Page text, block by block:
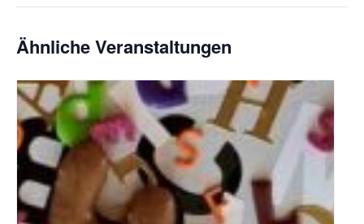
Ähnliche Veranstaltungen